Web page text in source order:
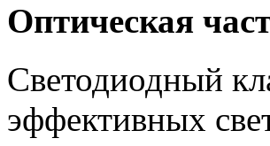
Оптическая
Светодиодный
эффективных